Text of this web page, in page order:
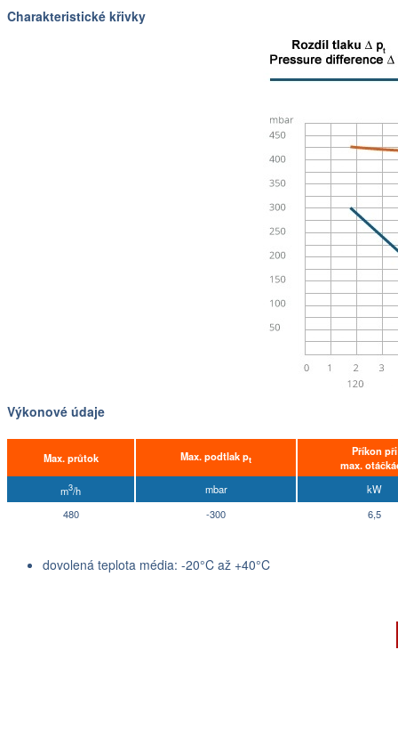
Charakteristické křivky
Výkonové údaje
Max. průtok Max. podtlak pt
Příkon při
max.
m3/h mbar
kW
480
-300 6,5
dovolená teplota média: -20°C až +40°C